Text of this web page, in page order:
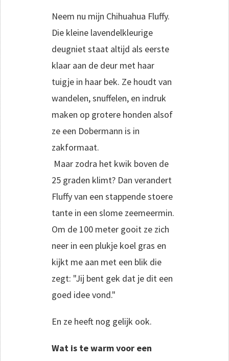
Neem nu mijn Chihuahua Fluffy.
Die kleine lavendelkleurige
deugniet staat altijd als eerste
klaar aan de deur met haar
tuigje in haar bek. Ze houdt van
wandelen, snuffelen, en indruk
maken op grotere honden alsof
ze een Dobermann is in
zakformaat.
Maar zodra het kwik boven de
25 graden klimt? Dan verandert
Fluffy van een stappende stoere
tante in een slome zeemeermin.
Om de 100 meter gooit ze zich
neer in een plukje koel gras en
kijkt me aan met een blik die
zegt: "Jij bent gek dat je dit een
goed idee vond."
En ze heeft nog gelijk ook.
Wat is te warm voor een